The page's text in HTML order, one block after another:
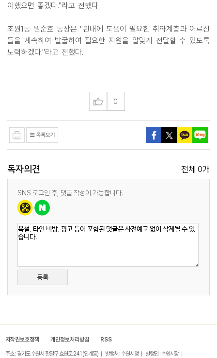
이했으면 좋겠다."라고 전했다.
조원1동 원순호 동장은 "관내에 도움이 필요한 취약계층과 어르신
들을 계속하여 발굴하여 필요한 지원을 알맞게 전달할 수 있도록
노력하겠다."라고 전했다.
0
독자의견 전체 0개
SNS 로그인 후, 댓글 작성이 가능합니다.
등록
저작권보호정책 개인정보처리방침 RSS
주소 : 경기도 수원시 팔달구 효원로 241 (인계동) 발행처 : 수원시청 발행인 : 수원시장